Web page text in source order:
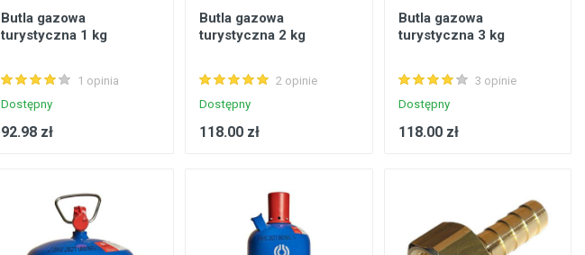
Butla gazowa
turystyczna 1 kg
1 opinia
Dostępny
92.98 zł
Butla gazowa
turystyczna 2 kg
2 opinie
Dostępny
118.00 zł
Butla gazowa
turystyczna 3 kg
3 opinie
Dostępny
118.00 zł